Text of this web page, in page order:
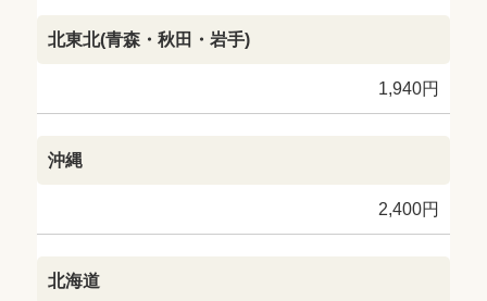
北東北(青森・秋田・岩手)
1,940円
沖縄
2,400円
北海道